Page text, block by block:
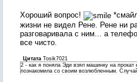
Хороший вопрос!
жизни не видел Рене. Рене ни
разговаривала с ним... а
все чисто.
Цитата Tosik7021
2 - как я поняла Эди взял машинку на прокат
познакомила со своим возлюбленным.